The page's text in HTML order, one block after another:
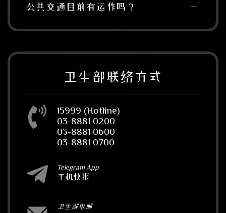
公共交通目前有运作吗？
卫生部联络方式
15999 (Hotline)
03-8881 0200
03-8881 0600
03-8881 0700
Telegram App
手机快报
卫生部电邮